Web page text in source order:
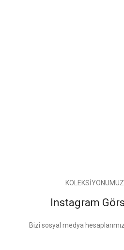
Instagram
Bizi sosyal medya